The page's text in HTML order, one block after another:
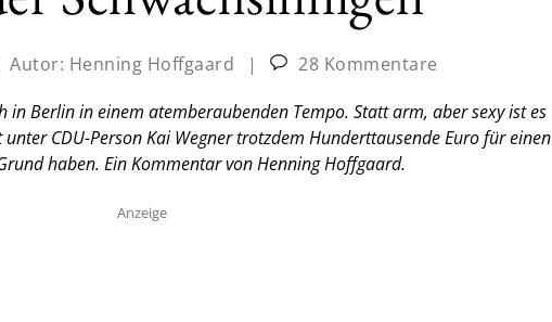
Autor: Henning Hoffgaard |
28 Kommentare
in Berlin in einem atemberaubenden Tempo. Statt arm, aber sexy ist es
CDU-Person Kai Wegner trotzdem Hunderttausende Euro für einen
haben. Ein Kommentar von Henning Hoffgaard.
Anzeige